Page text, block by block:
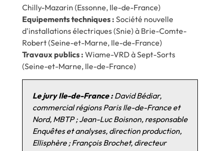
Chilly-Mazarin (Essonne, Ile-de-France)
Equipements techniques : Société nouvelle
d'installations électriques (Snie) à Brie-Comte-
Robert (Seine-et-Marne, Ile-de-France)
Travaux publics : Wiame-VRD à Sept-Sorts
(Seine-et-Marne, Ile-de-France)
Le jury Ile-de-France :David Bédiar,
commercial régions Paris Ile-de-France et
Nord, MBTP ; Jean-Luc Boisnon, responsable
Enquêtes et analyses, direction production,
Ellisphère ; François Brochet, directeur